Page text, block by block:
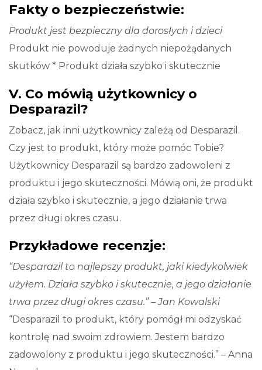
Fakty o bezpieczeństwie:
Produkt jest bezpieczny dla dorosłych i dzieci
Produkt nie powoduje żadnych niepożądanych
skutków * Produkt działa szybko i skutecznie
V. Co mówią użytkownicy o
Desparazil?
Zobacz, jak inni użytkownicy zależą od Desparazil.
Czy jest to produkt, który może pomóc Tobie?
Użytkownicy Desparazil są bardzo zadowoleni z
produktu i jego skuteczności. Mówią oni, że produkt
działa szybko i skutecznie, a jego działanie trwa
przez długi okres czasu.
Przykładowe recenzje:
“Desparazil to najlepszy produkt, jaki kiedykolwiek
użyłem. Działa szybko i skutecznie, a jego działanie
trwa przez długi okres czasu.” – Jan Kowalski
“Desparazil to produkt, który pomógł mi odzyskać
kontrolę nad swoim zdrowiem. Jestem bardzo
zadowolony z produktu i jego skuteczności.” – Anna